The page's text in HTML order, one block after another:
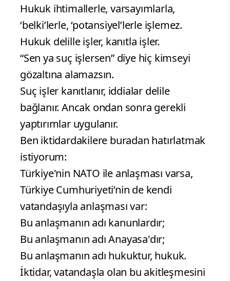
Hukuk ihtimallerle, varsayımlarla,
‘belki’lerle, ‘potansiyel’lerle işlemez.
Hukuk delille işler, kanıtla işler.
“Sen ya suç işlersen” diye hiç kimseyi
gözaltına alamazsın.
Suç işler kanıtlanır, iddialar delile
bağlanır. Ancak ondan sonra gerekli
yaptırımlar uygulanır.
Ben iktidardakilere buradan hatırlatmak
istiyorum:
Türkiye'nin NATO ile anlaşması varsa,
Türkiye Cumhuriyeti’nin de kendi
vatandaşıyla anlaşması var:
Bu anlaşmanın adı kanunlardır;
Bu anlaşmanın adı Anayasa'dır;
Bu anlaşmanın adı hukuktur, hukuk.
İktidar, vatandaşla olan bu akitleşmesini